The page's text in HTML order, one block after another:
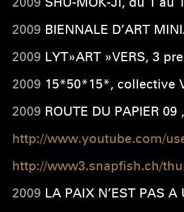
2009 BIENNALE D’ART
2009 LYT»ART »VERS, 3
2009 15*50*15*, collective
2009 ROUTE DU PAPIER
http://www.youtube.com/
http://www3.snapfish.ch/
2009 LA PAIX N’EST PAS